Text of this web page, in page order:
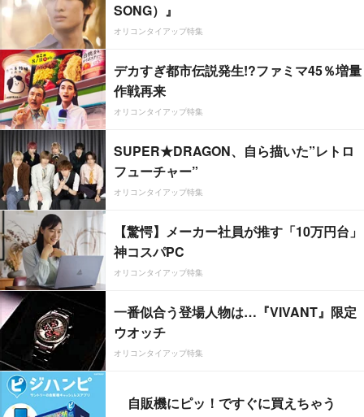
SONG）』
オリコンタイアップ特集
デカすぎ都市伝説発生!?ファミマ45％増量
作戦再来
オリコンタイアップ特集
SUPER★DRAGON、自ら描いた”レトロ
フューチャー”
オリコンタイアップ特集
【驚愕】メーカー社員が推す「10万円台」
神コスパPC
オリコンタイアップ特集
一番似合う登場人物は…『VIVANT』限定
ウオッチ
オリコンタイアップ特集
自販機にピッ！ですぐに買えちゃう